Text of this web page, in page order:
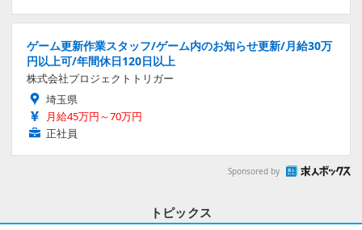
ゲーム更新作業スタッフ/ゲーム内のお知らせ更新/月給30万
円以上可/年間休日120日以上
株式会社プロジェクトトリガー
埼玉県
月給45万円～70万円
正社員
Sponsored by
トピックス